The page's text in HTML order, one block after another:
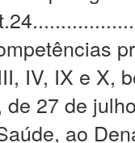
IV, IX e X,
de 27 de
ao